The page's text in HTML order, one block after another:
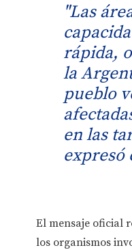
"Las
rápida,
la
pueblo
en las
expresó
El mensaje oficial
los organismos